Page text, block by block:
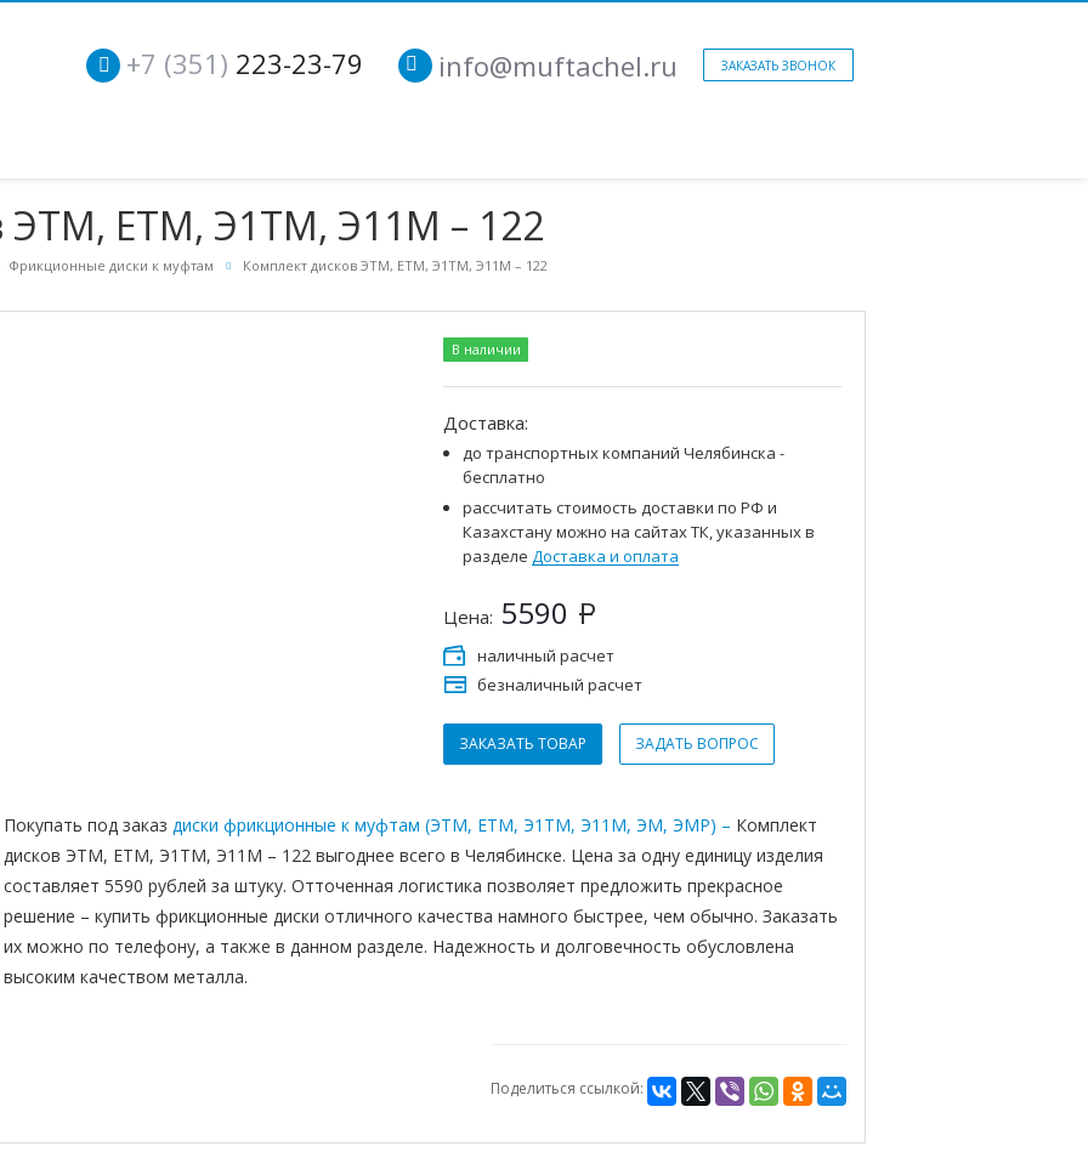
ЗАКАЗАТЬ ЗВОНОК
+7 (351) 223-23-79 info@muftachel.ru
ЭТМ, ЕТМ, Э1ТМ, Э11М – 122
Фрикционные диски к муфтам Комплект дисков ЭТМ, ЕТМ, Э1ТМ, Э11М – 122
В наличии
Доставка:
до транспортных компаний Челябинска -
бесплатно
рассчитать стоимость доставки по РФ и
Казахстану можно на сайтах ТК, указанных в
разделе Доставка и оплата
Цена: 5590 Р
наличный расчет
безналичный расчет
ЗАКАЗАТЬ ТОВАР ЗАДАТЬ ВОПРОС
Покупать под заказ диски фрикционные к муфтам (ЭТМ, ЕТМ, Э1ТМ, Э11М, ЭМ, ЭМР) – Комплект
дисков ЭТМ, ЕТМ, Э1ТМ, Э11М – 122 выгоднее всего в Челябинске. Цена за одну единицу изделия
составляет 5590 рублей за штуку. Отточенная логистика позволяет предложить прекрасное
решение – купить фрикционные диски отличного качества намного быстрее, чем обычно. Заказать
их можно по телефону, а также в данном разделе. Надежность и долговечность обусловлена
высоким качеством металла.
Поделиться ссылкой: